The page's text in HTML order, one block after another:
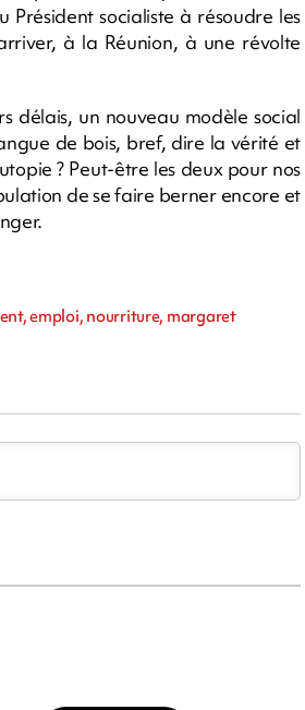
Président socialiste à résoudre les
à la Réunion, à une révolte
délais, un nouveau modèle social
de bois, bref, dire la vérité et
? Peut-être les deux pour nos
de se faire berner encore et
emploi, nourriture, margaret